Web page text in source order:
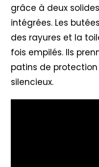
grâce à deux
intégrées. Les
des rayures et la
fois empilés. Ils
patins de
silencieux.